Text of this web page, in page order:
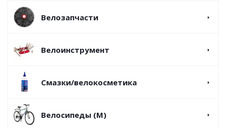
Велозапчасти
Велоинструмент
Смазки/велокосметика
Велосипеды (М)